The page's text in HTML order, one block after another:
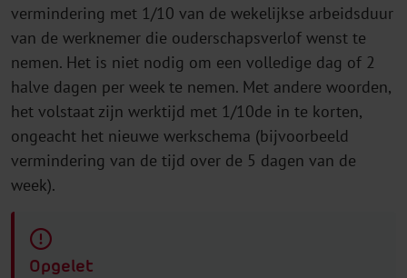
vermindering met 1/10 van de wekelijkse arbeidsduur
van de werknemer die ouderschapsverlof wenst te
nemen. Het is niet nodig om een volledige dag of 2
halve dagen per week te nemen. Met andere woorden,
het volstaat zijn werktijd met 1/10de in te korten,
ongeacht het nieuwe werkschema (bijvoorbeeld
vermindering van de tijd over de 5 dagen van de
week).
Opgelet